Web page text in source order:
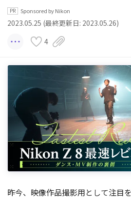
Sponsored by Nikon
2023.05.25 (最終更新日: 2023.05.26)
4
昨今、映像作品撮影用として注目